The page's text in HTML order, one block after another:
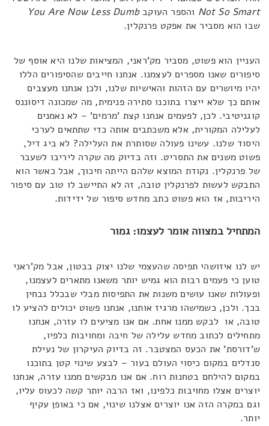
Not So Smart והספר העוקבYou Are Now Less Dumb
שבו הוא מסביר את אפקט פרנקלין.
העניין הוא פשוט, מסביר מק'ראני, המציאות שלנו היא אוסף של
סיפורים שאנו מספרים לעצמנו. אנחנו חייבים שהסיפורים הללו
יהיו מיושרים עם הזהות והאישיות שלנו, ולכן אנחנו מעצבים
אותם כך שלא ייצרו בתוכנו סתירה פנימית, מה שמכונה דיסוננס
קוגניטיבי. לכן, לפעמים אנחנו קצת 'מרמים' – לא נאמנים
לעלילה המקורית, אלא משכתבים אותה כדי שתתאים לערכי
היסוד שלנו. עשינו פעולה שסותרת את העלילה? לא ביג דיל,
פשוט משנים את התסריט. וזה בדיוק מה שקרה ליריבו לשעבר
של פרנקלין. נקודת המוצא שלהם הייתה חיכוך, אבל כאשר הוא
התבקש לעשות לפרנקלין טובה, זה לא התיישב לו טוב עם סיפור
היריבות, אז הוא פשוט כתב מחדש סיפור של ידידות.
המתחיל במצווה אומר לעצמו: גמור
יש לנו איזושהי תפיסה שהעצמי שלנו יצוק בבטון, אבל מק'ראני
טוען כי פעמים רבות הוא גמיש יותר משאנו מתארים לעצמנו,
ופעולות שאנו עושים משנות את התפיסות מבלי שבכלל נבחין
בכך. ולכן, כשמישהו מרגיז אותנו, אנחנו פשוט יכולים להציע לו
טובה, או לבקש ממנו אחת. אם אנו מציעים לו עזרה, אנחנו
מתחילים לכתוב מחדש עלילה של חיבה ומחויבות כלפיו,
ש'דורסת' את הכעס המצטבר. זה בדיוק העיקרון של נעילת
סנדלים במקום כיסוי העולם בעור – לבצע שינוי קטן בתוכנו
במקום להילחם בטחנות רוח. אם אנו מבקשים ממנו עזרה, אנחנו
יוצרים אצלו מחויבות כלפינו, ואז הרבה יותר קשה לכעוס עליו,
וגם במקרה הזה אנו יוצרים אצלנו שינוי, אם כי באופן עקיף
יותר.